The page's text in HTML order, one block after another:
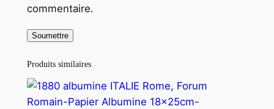
commentaire.
Produits similaires